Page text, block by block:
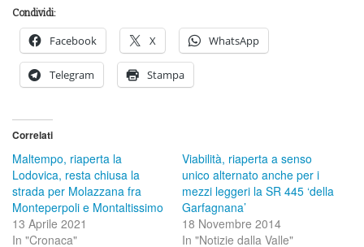
Condividi:
Facebook X WhatsApp
Telegram Stampa
Correlati
Maltempo, riaperta la
Lodovica, resta chiusa la
strada per Molazzana fra
Monteperpoli e Montaltissimo
13 Aprile 2021
In "Cronaca"
Viabilità, riaperta a senso
unico alternato anche per i
mezzi leggeri la SR 445 ‘della
Garfagnana’
18 Novembre 2014
In "Notizie dalla Valle"